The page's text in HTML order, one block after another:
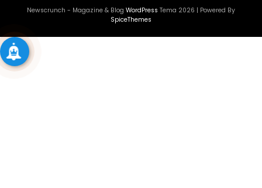
Newscrunch - Magazine & Blog WordPress Tema 2026 | Powered By
SpiceThemes